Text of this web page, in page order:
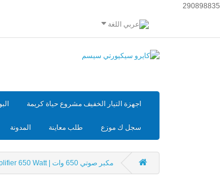
290898835
اللغة
اجهزة التيار الخفيف مشروع حياة كريمة
سجل ك موزع طلب معاينة المدونة
مكبر صوتي 650 وات | Sound Amplifier 650 Watt